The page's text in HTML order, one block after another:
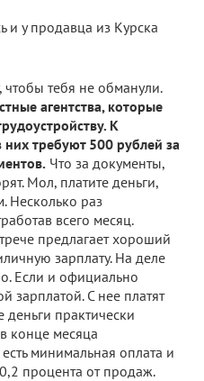
и у продавца из Курска
чтобы тебя не обманули.
агентства, которые
К
требуют 500 рублей за
Что за документы,
Мол, платите деньги,
Несколько раз
всего месяц.
предлагает хороший
зарплату. На деле
Если и официально
зарплатой. С нее платят
практически
конце месяца
минимальная оплата и
процента от продаж.